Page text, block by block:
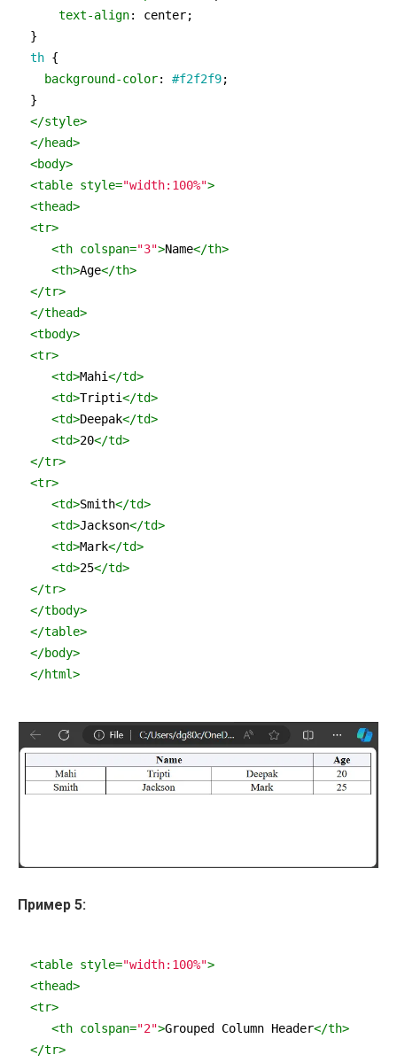
text-align: center;
th {
background-color: #f2f2f9;
</style>
</head>
<body>
<table style="width:100%">
<thead>
<tr>
<th colspan="3">Name</th>
<th>Age</th>
</tr>
</thead>
<tbody>
<tr>
<td>Mahi</td>
<td>Tripti</td>
<td>Deepak</td>
<td>20</td>
</tr>
<tr>
<td>Smith</td>
<td>Jackson</td>
<td>Mark</td>
<td>25</td>
</tr>
</tbody>
</table>
</body>
</html>
Пример 5:
<table style="width:100%">
<thead>
<tr>
<th colspan="2">Grouped Column Header</th>
</tr>